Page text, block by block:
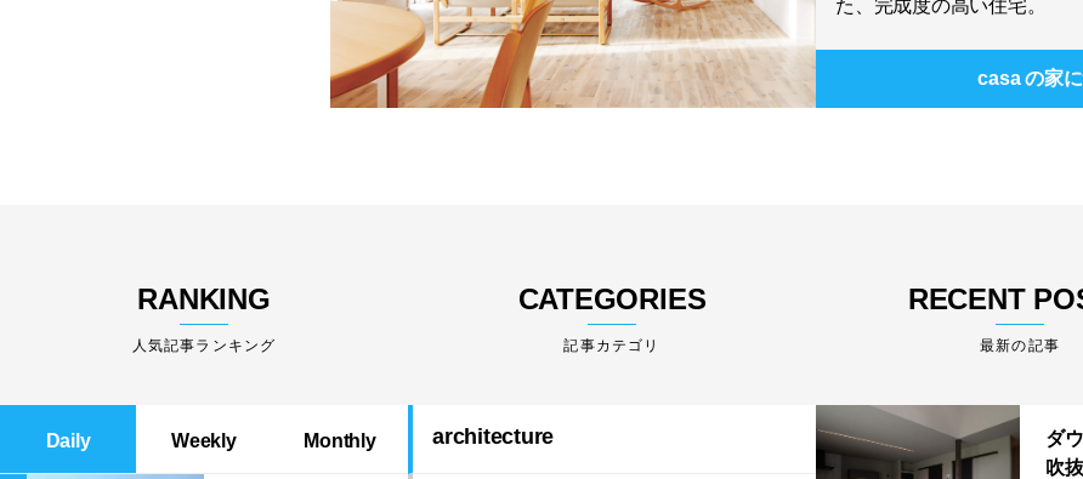
た、完成度の高い住宅。
casa の家
RANKING
人気記事ランキング
Daily Weekly Monthly
CATEGORIES
architecture
RECENT
最新の記事
ダ
吹